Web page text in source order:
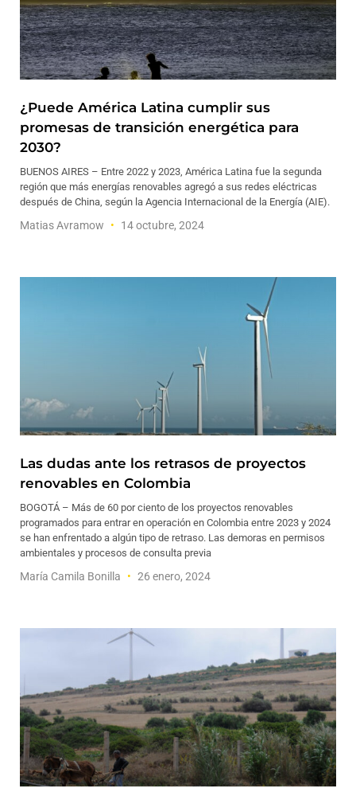
¿Puede América Latina cumplir sus
promesas de transición energética para
2030?
BUENOS AIRES – Entre 2022 y 2023, América Latina fue la segunda
región que más energías renovables agregó a sus redes eléctricas
después de China, según la Agencia Internacional de la Energía (AIE).
Matias Avramow 14 octubre, 2024
Las dudas ante los retrasos de proyectos
renovables en Colombia
BOGOTÁ – Más de 60 por ciento de los proyectos renovables
programados para entrar en operación en Colombia entre 2023 y 2024
se han enfrentado a algún tipo de retraso. Las demoras en permisos
ambientales y procesos de consulta previa
María Camila Bonilla 26 enero, 2024